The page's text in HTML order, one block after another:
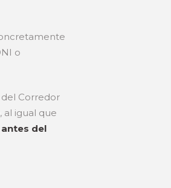
o
Corredor
al igual que
del